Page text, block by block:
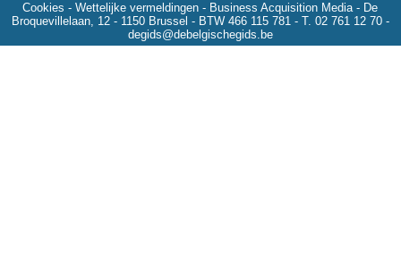
Cookies -Wettelijke vermeldingen - Business Acquisition Media - De
Broquevillelaan, 12 - 1150 Brussel - BTW 466 115 781 - T. 02 761 12 70 -
degids@debelgischegids.be